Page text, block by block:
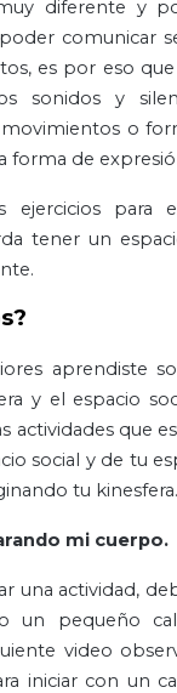
diferente y
comunicar
es por eso
sonidos y
o
forma de
ejercicios para
tener un
aprendiste
y el espacio
actividades que
social y de tu
tu kinesfera.
mi cuerpo.
una actividad,
un pequeño
video
iniciar con un